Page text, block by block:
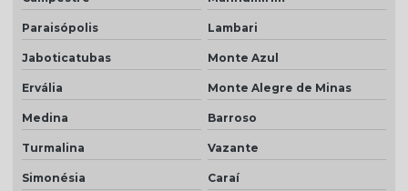
Paraisópolis Lambari
Jaboticatubas Monte Azul
Ervália Monte Alegre de Minas
Medina Barroso
Turmalina Vazante
Simonésia Caraí